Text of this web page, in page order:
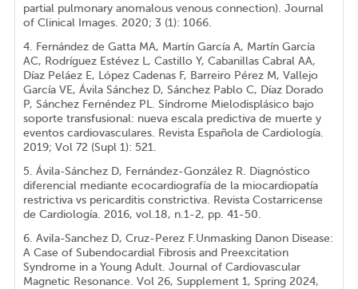
partial pulmonary anomalous venous connection). Journal
of Clinical Images. 2020; 3 (1): 1066.
4. Fernández de Gatta MA, Martín García A, Martín García
AC, Rodríguez Estévez L, Castillo Y, Cabanillas Cabral AA,
Díaz Peláez E, López Cadenas F, Barreiro Pérez M, Vallejo
García VE, Ávila Sánchez D, Sánchez Pablo C, Díaz Dorado
P, Sánchez Fernéndez PL. Síndrome Mielodisplásico bajo
soporte transfusional: nueva escala predictiva de muerte y
eventos cardiovasculares. Revista Española de Cardiología.
2019; Vol 72 (Supl 1): 521.
5. Ávila-Sánchez D, Fernández-González R. Diagnóstico
diferencial mediante ecocardiografía de la miocardiopatía
restrictiva vs pericarditis constrictiva. Revista Costarricense
de Cardiología. 2016, vol.18, n.1-2, pp. 41-50.
6. Avila-Sanchez D, Cruz-Perez F.Unmasking Danon Disease:
A Case of Subendocardial Fibrosis and Preexcitation
Syndrome in a Young Adult. Journal of Cardiovascular
Magnetic Resonance. Vol 26, Supplement 1, Spring 2024,